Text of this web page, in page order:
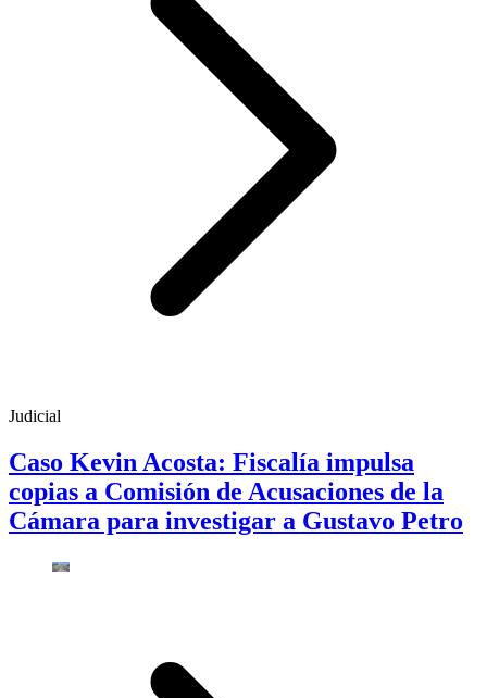
Judicial
Caso Kevin Acosta: Fiscalía impulsa
copias a Comisión de Acusaciones de la
Cámara para investigar a Gustavo Petro